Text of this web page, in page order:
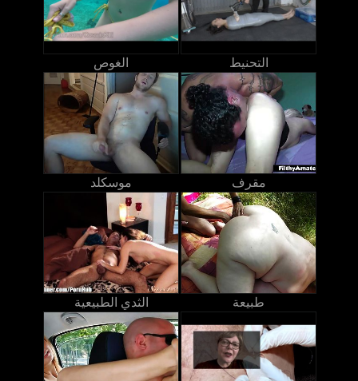
الغوص التحنيط
موسكلد مقرف
الثدي الطبيعية طبيعة